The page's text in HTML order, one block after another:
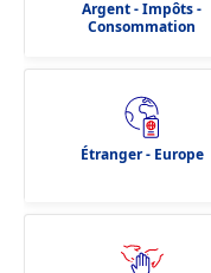
Argent - Impôts -
Consommation
Étranger - Europe